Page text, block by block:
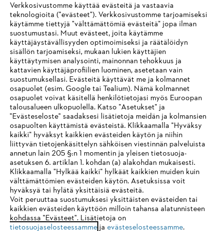
Yritys
STIHL FAQ
Palvelut
Yleiset ehdot Tietosuojakäytäntö Impressum
Evästeet Takuuehdot Oikeudelliset tiedot
IHR BROWSER WIRD NICHT
UNTERSTÜTZT
Sie nutzen einen Browser, den wir noch nicht unterstützen. Für
eine optimale Nutzung unserer Seite empfehlen wir Ihnen, zu
einem der folgenden Browser zu wechseln:
Verkkosivustomme käyttää evästeitä ja vastaavia
teknologioita ("evästeet"). Verkkosivustomme tarjoamiseksi
käytämme tiettyjä "välttämättömiä evästeitä" jopa ilman
suostumustasi. Muut evästeet, joita käytämme
käyttäjäystävällisyyden optimoimiseksi ja räätälöidyn
sisällön tarjoamiseksi, mukaan lukien käyttäjien
käyttäytymisen analysointi, mainonnan tehokkuus ja
kattavien käyttäjäprofiilien luominen, asetetaan vain
suostumuksellasi. Evästeitä käyttävät me ja kolmannet
osapuolet (esim. Google tai Tealium). Nämä kolmannet
osapuolet voivat käsitellä henkilötietojasi myös Euroopan
talousalueen ulkopuolella. Katso "Asetukset" ja
"Evästeseloste" saadaksesi lisätietoja meidän ja kolmansien
osapuolten käyttämistä evästeistä. Klikkaamalla "Hyväksy
kaikki" hyväksyt kaikkien evästeiden käytön ja niihin
liittyvän tietojenkäsittelyn sähköisen viestinnän palveluista
annetun lain 205 §:n 1 momentin ja yleisen tietosuoja-
asetuksen 6. artiklan 1. kohdan (a) alakohdan mukaisesti.
Klikkaamalla "Hylkää kaikki" hylkäät kaikkien muiden kuin
välttämättömien evästeiden käytön. Asetuksissa voit
hyväksyä tai hylätä yksittäisiä evästeitä.
Voit peruuttaa suostumuksesi yksittäisten evästeiden tai
kaikkien evästeiden käyttöön milloin tahansa alatunnisteen
kohdassa "Evästeet". Lisätietoja on
tietosuojaselosteessammeja evästeselosteessamme.